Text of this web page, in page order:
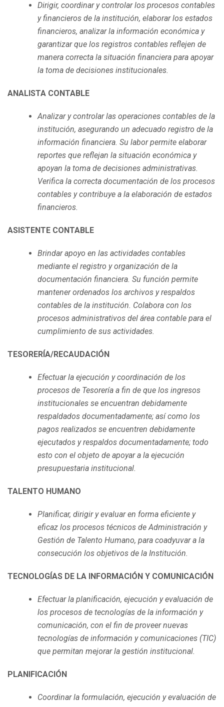
Dirigir, coordinar y controlar los procesos contables
y financieros de la institución, elaborar los estados
financieros, analizar la información económica y
garantizar que los registros contables reflejen de
manera correcta la situación financiera para apoyar
la toma de decisiones institucionales.
ANALISTA CONTABLE
Analizar y controlar las operaciones contables de la
institución, asegurando un adecuado registro de la
información financiera. Su labor permite elaborar
reportes que reflejan la situación económica y
apoyan la toma de decisiones administrativas.
Verifica la correcta documentación de los procesos
contables y contribuye a la elaboración de estados
financieros.
ASISTENTE CONTABLE
Brindar apoyo en las actividades contables
mediante el registro y organización de la
documentación financiera. Su función permite
mantener ordenados los archivos y respaldos
contables de la institución. Colabora con los
procesos administrativos del área contable para el
cumplimiento de sus actividades.
TESORERÍA/RECAUDACIÓN
Efectuar la ejecución y coordinación de los
procesos de Tesorería a fin de que los ingresos
institucionales se encuentran debidamente
respaldados documentadamente; así como los
pagos realizados se encuentren debidamente
ejecutados y respaldos documentadamente; todo
esto con el objeto de apoyar a la ejecución
presupuestaria institucional.
TALENTO HUMANO
Planificar, dirigir y evaluar en forma eficiente y
eficaz los procesos técnicos de Administración y
Gestión de Talento Humano, para coadyuvar a la
consecución los objetivos de la Institución.
TECNOLOGÍAS DE LA INFORMACIÓN Y COMUNICACIÓN
Efectuar la planificación, ejecución y evaluación de
los procesos de tecnologías de la información y
comunicación, con el fin de proveer nuevas
tecnologías de información y comunicaciones (TIC)
que permitan mejorar la gestión institucional.
PLANIFICACIÓN
Coordinar la formulación, ejecución y evaluación de